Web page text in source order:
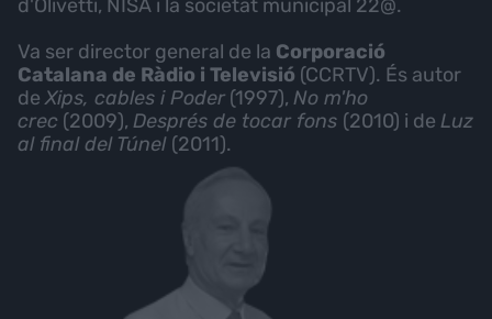
d'Olivetti, NISA i la societat municipal 22@.
Va ser director general de la Corporació
Catalana de Ràdio i Televisió (CCRTV). És autor
deXips, cables i Poder (1997), No m'ho
crec (2009), Després de tocar fons (2010) i de Luz
al final del Túnel (2011).